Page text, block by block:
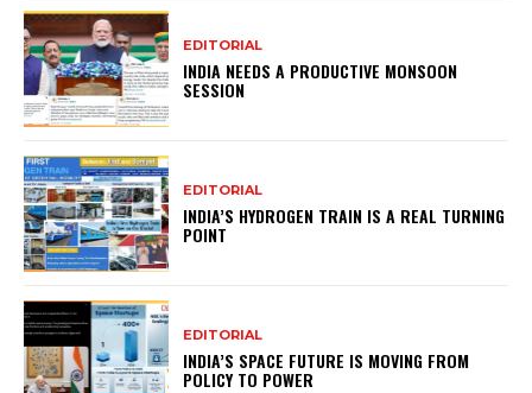
EDITORIAL
INDIA NEEDS A PRODUCTIVE MONSOON
SESSION
EDITORIAL
INDIA’S HYDROGEN TRAIN IS A REAL TURNING
POINT
EDITORIAL
INDIA’S SPACE FUTURE IS MOVING FROM
POLICY TO POWER